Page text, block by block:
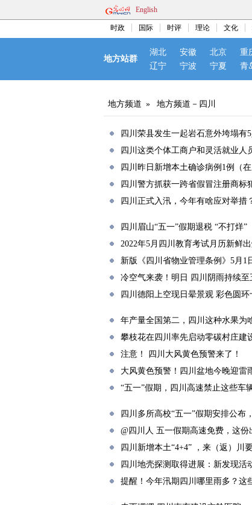
English
时政 国际 时评 理论 文化
地方站群
湖北 安徽 北京 重
辽宁
宁波 宁夏 青
地方频道 » 地方频道－四川
四川荣县发生一起岩石意外垮塌有
四川这类个体工商户和灵活就业人
四川昨日新增本土确诊病例1例（
四川警方抓获一跨省假冒注册商标
四川正式入汛，今年有啥应对举措
四川眉山“五一”假期退税 “不打烊”
2022年5月四川教育考试月历新鲜出
新版《四川省物业管理条例》5月1
冷空气来袭！明日 四川阴雨持续至
四川德阳上空现日晕景观 彩色圆环
年产量全国第二，四川这种水果为
攀枝花在四川率先启动零碳村庄建
注意！ 四川大风黄色预警来了！
大风黄色预警！四川盆地今晚迎雷
“五一”假期，四川高速禁止这些车
四川多所高校“五一”假期安排公布
@四川人 五一假期高速免费，这
四川新增本土“4+4” ，来（返）川
四川地壳探测取得进展：新发现活
提醒！今年汛期四川哪里雨多？这